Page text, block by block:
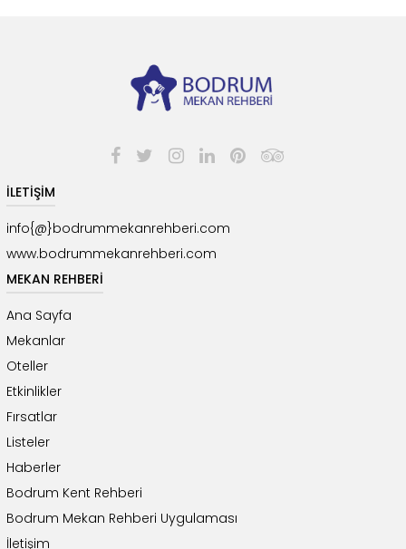
İLETİŞİM
info{@}bodrummekanrehberi.com
www.bodrummekanrehberi.com
MEKAN REHBERİ
Ana Sayfa
Mekanlar
Oteller
Etkinlikler
Fırsatlar
Listeler
Haberler
Bodrum Kent Rehberi
Bodrum Mekan Rehberi Uygulaması
İletişim